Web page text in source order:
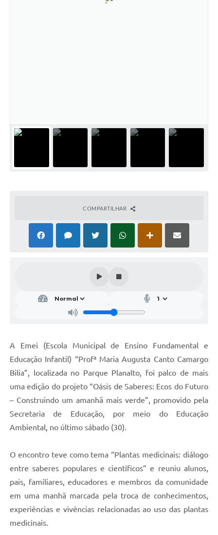
Lei Aldir Blanc
Publicidade
Notícias
Galeria de Vídeos
Contato
Plano Municipal de Segurança Pública
Plano de Contratações Anuais
COMPARTILHAR
A Emei (Escola Municipal de Ensino Fundamental e
Educação Infantil) “Profª Maria Augusta Canto Camargo
Bilia”, localizada no Parque Planalto, foi palco de mais
uma edição do projeto “Oásis de Saberes: Ecos do Futuro
– Construindo um amanhã mais verde”, promovido pela
Secretaria de Educação, por meio do Educação
Ambiental, no último sábado (30).
O encontro teve como tema “Plantas medicinais: diálogo
entre saberes populares e científicos” e reuniu alunos,
pais, familiares, educadores e membros da comunidade
em uma manhã marcada pela troca de conhecimentos,
experiências e vivências relacionadas ao uso das plantas
medicinais.